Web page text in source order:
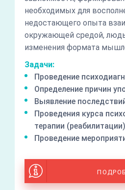
необходимых для
недостающего опыта
окружающей средой,
изменения формата
Задачи:
Проведение
Определение причин
Выявление
Проведения курса
терапии (реабилитации)
Проведение